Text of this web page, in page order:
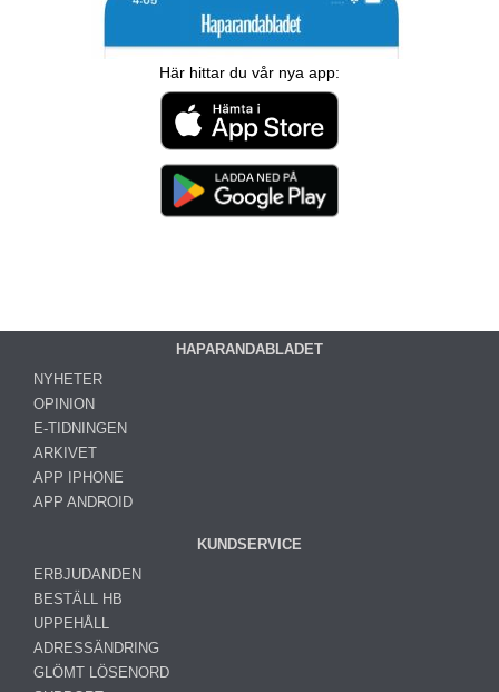
Här hittar du vår nya app:
HAPARANDABLADET
NYHETER
OPINION
E-TIDNINGEN
ARKIVET
APP IPHONE
APP ANDROID
KUNDSERVICE
ERBJUDANDEN
BESTÄLL HB
UPPEHÅLL
ADRESSÄNDRING
GLÖMT LÖSENORD